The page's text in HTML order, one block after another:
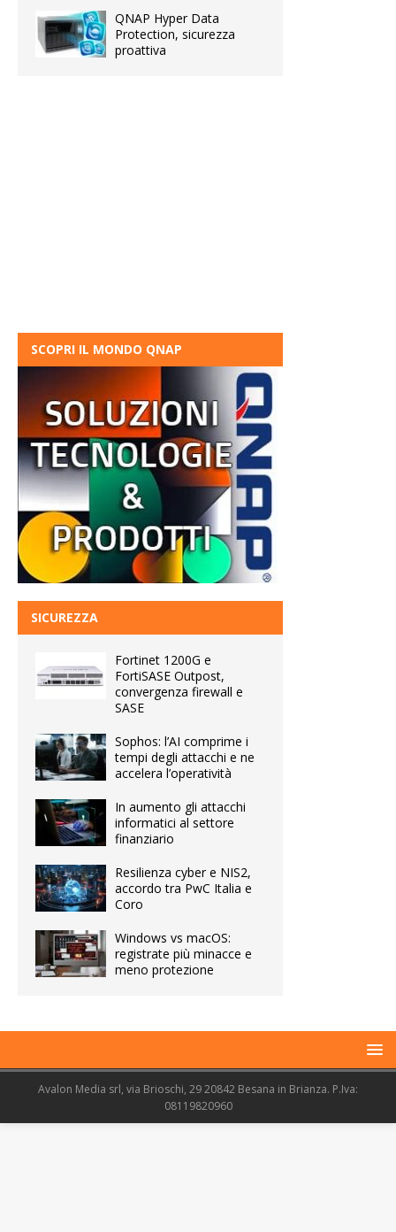
QNAP Hyper Data
Protection, sicurezza
proattiva
SCOPRI IL MONDO QNAP
SICUREZZA
Fortinet 1200G e
FortiSASE Outpost,
convergenza firewall e
SASE
Sophos: l’AI comprime i
tempi degli attacchi e ne
accelera l’operatività
In aumento gli attacchi
informatici al settore
finanziario
Resilienza cyber e NIS2,
accordo tra PwC Italia e
Coro
Windows vs macOS:
registrate più minacce e
meno protezione
Avalon Media srl, via Brioschi, 29 20842 Besana in Brianza. P.Iva:
08119820960